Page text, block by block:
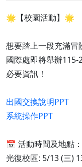
🌟【校園活動】🌟
想要踏上一段充滿冒
國際處即將舉辦
必要資訊！
出國交換說明PPT
系統操作PPT
📅 活動時間及地點：
光復校區: 5/13 (三)